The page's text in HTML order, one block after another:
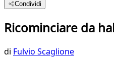
Condividi
Ricominciare da
di Fulvio Scaglione